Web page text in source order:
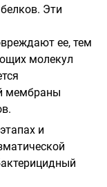
Эти
ее, тем
молекул
мембраны
и